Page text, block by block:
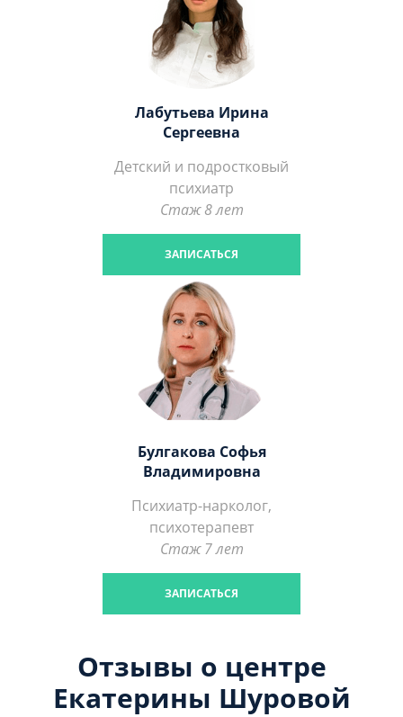
Лабутьева Ирина
Сергеевна
Детский и подростковый
психиатр
Стаж 8 лет
ЗАПИСАТЬСЯ
Булгакова Софья
Владимировна
Психиатр-нарколог,
психотерапевт
Стаж 7 лет
ЗАПИСАТЬСЯ
Отзывы о центре
Екатерины Шуровой